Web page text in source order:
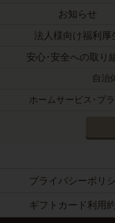
お知らせ
法人様向け福利厚
安心･安全への取り
自治
ホームサービス･プ
プライバシーポリ
ギフトカード利用